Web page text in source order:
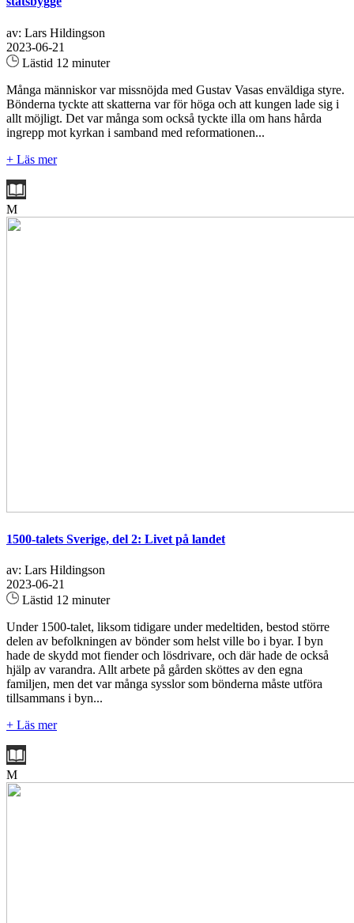
av: Lars Hildingson
2023-06-21
Lästid 12 minuter
Många människor var missnöjda med Gustav Vasas enväldiga styre.
Bönderna tyckte att skatterna var för höga och att kungen lade sig i
allt möjligt. Det var många som också tyckte illa om hans hårda
ingrepp mot kyrkan i samband med reformationen...
+ Läs mer
M
1500-talets Sverige, del 2: Livet på landet
av: Lars Hildingson
2023-06-21
Lästid 12 minuter
Under 1500-talet, liksom tidigare under medeltiden, bestod större
delen av befolkningen av bönder som helst ville bo i byar. I byn
hade de skydd mot fiender och lösdrivare, och där hade de också
hjälp av varandra. Allt arbete på gården sköttes av den egna
familjen, men det var många sysslor som bönderna måste utföra
tillsammans i byn...
+ Läs mer
M